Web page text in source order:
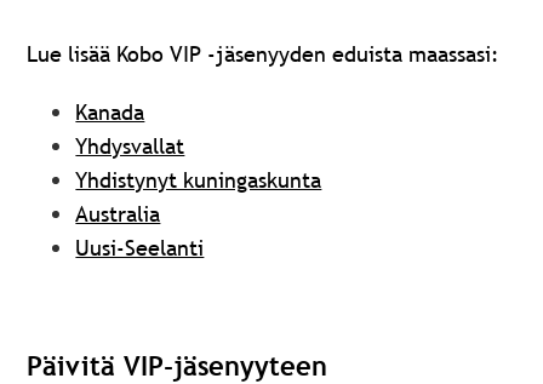
Lue lisää Kobo VIP -jäsenyyden eduista maassasi:
Kanada
Yhdysvallat
Yhdistynyt kuningaskunta
Australia
Uusi-Seelanti
Päivitä VIP-jäsenyyteen